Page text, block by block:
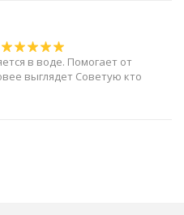
в воде. Помогает от
выглядет Советую кто